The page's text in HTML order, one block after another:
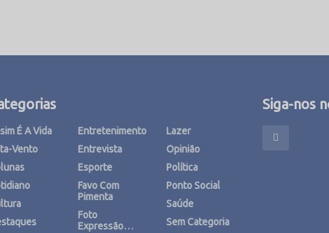
É A Vida
Vento
Entretenimento
Entrevista
Esporte
Favo Com
Pimenta
Foto
Expressão…
Lazer
Opinião
Política
Ponto Social
Saúde
Sem Categoria
Siga-nos